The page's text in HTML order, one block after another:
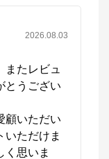
2026.08.03
またレビュ
とうござい
顧いただい
いただけま
く思いま